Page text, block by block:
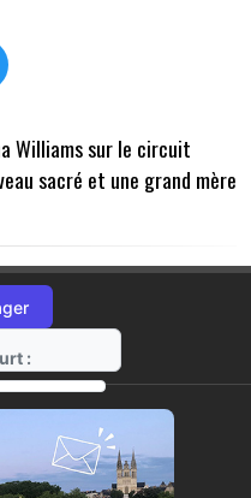
Williams sur le circuit
sacré et une grand mère
:
https://radio-g.fr?22486